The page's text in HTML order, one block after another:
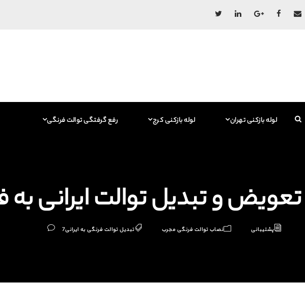
رفع گرفتگی توالت فرنگی لوله بازکنی کرج لوله بازکنی تهران
تعویض و تبدیل توالت ایرانی به
پشتیبانی نصاب توالت فرنگی مجرب تبدیل توالت فرنگی به ایرانی7